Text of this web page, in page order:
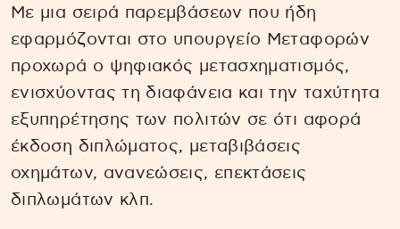
Με μια σειρά παρεμβάσεων που ήδη
εφαρμόζονται στο υπουργείο Μεταφορών
προχωρά ο ψηφιακός μετασχηματισμός,
ενισχύοντας τη διαφάνεια και την ταχύτητα
εξυπηρέτησης των πολιτών σε ότι αφορά
έκδοση διπλώματος, μεταβιβάσεις
οχημάτων, ανανεώσεις, επεκτάσεις
διπλωμάτων κλπ.